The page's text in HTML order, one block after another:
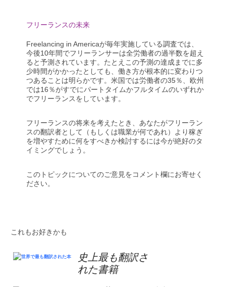
フリーランスの未来
Freelancing in Americaが毎年実施している調査では、
今後10年間でフリーランサーは全労働者の過半数を超え
ると予測されています。たとえこの予測の達成までに多
少時間がかかったとしても、働き方が根本的に変わりつ
つあることは明らかです。米国では労働者の35％、欧州
では16％がすでにパートタイムかフルタイムのいずれか
でフリーランスをしています。
フリーランスの将来を考えたとき、あなたがフリーラン
スの翻訳者として（もしくは職業が何であれ）より稼ぎ
を増やすために何をすべきか検討するには今が絶好のタ
イミングでしょう。
このトピックについてのご意見をコメント欄にお寄せく
ださい。
これもお好きかも
史上最も翻訳さ
れた書籍